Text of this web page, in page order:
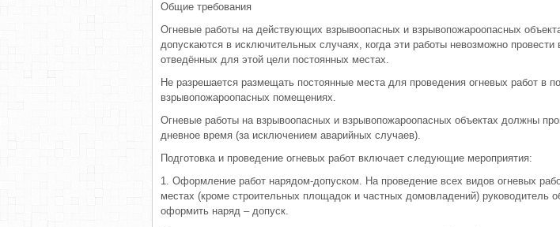
Общие требования
Огневые работы на действующих взрывоопасных и взрывопожароопасных
допускаются в исключительных случаях, когда эти работы невозможно провести
отведённых для этой цели постоянных местах.
Не разрешается размещать постоянные места для проведения огневых работ в
взрывопожароопасных помещениях.
Огневые работы на взрывоопасных и взрывопожароопасных объектах должны
дневное время (за исключением аварийных случаев).
Подготовка и проведение огневых работ включает следующие мероприятия:
1. Оформление работ нарядом-допуском. На проведение всех видов огневых
местах (кроме строительных площадок и частных домовладений) руководитель
оформить наряд – допуск.